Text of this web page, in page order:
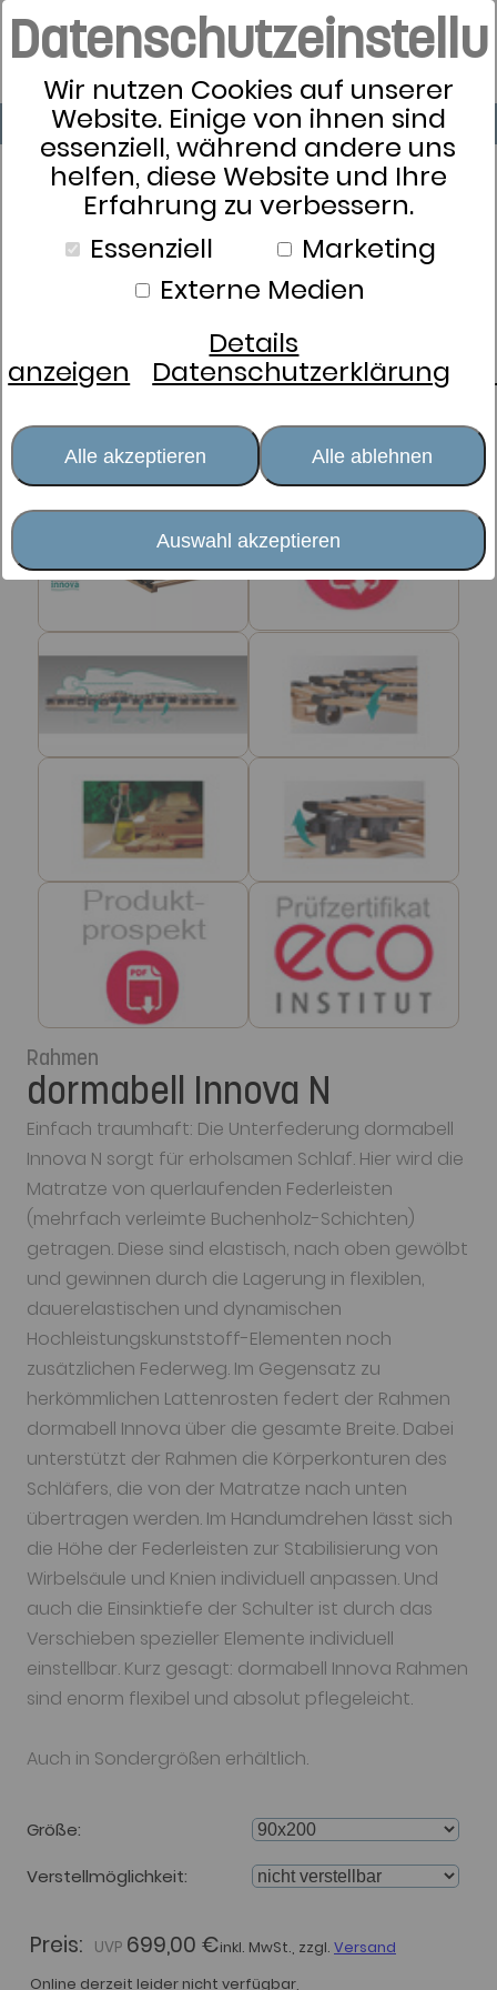
Wir nutzen Cookies auf unserer
Website. Einige von ihnen sind
essenziell, während andere uns
helfen, diese Website und Ihre
Erfahrung zu verbessern.
Essenziell
Marketing
Externe Medien
Details
anzeigen Datenschutzerklärung
Alle akzeptieren Alle ablehnen
Auswahl akzeptieren
Rahmen
dormabell Innova N
Einfach traumhaft: Die Unterfederung dormabell
Innova N sorgt für erholsamen Schlaf. Hier wird die
Matratze von querlaufenden Federleisten
(mehrfach verleimte Buchenholz-Schichten)
getragen. Diese sind elastisch, nach oben gewölbt
und gewinnen durch die Lagerung in flexiblen,
dauerelastischen und dynamischen
Hochleistungskunststoff-Elementen noch
zusätzlichen Federweg. Im Gegensatz zu
herkömmlichen Lattenrosten federt der Rahmen
dormabell Innova über die gesamte Breite. Dabei
unterstützt der Rahmen die Körperkonturen des
Schläfers, die von der Matratze nach unten
übertragen werden. Im Handumdrehen lässt sich
die Höhe der Federleisten zur Stabilisierung von
Wirbelsäule und Knien individuell anpassen. Und
auch die Einsinktiefe der Schulter ist durch das
Verschieben spezieller Elemente individuell
einstellbar. Kurz gesagt: dormabell Innova Rahmen
sind enorm flexibel und absolut pflegeleicht.
Auch in Sondergrößen erhältlich.
Größe
Verstellmöglichkeit
Preis: 699,00 €inkl. MwSt., zzgl. Versand
Online derzeit leider nicht verfügbar,